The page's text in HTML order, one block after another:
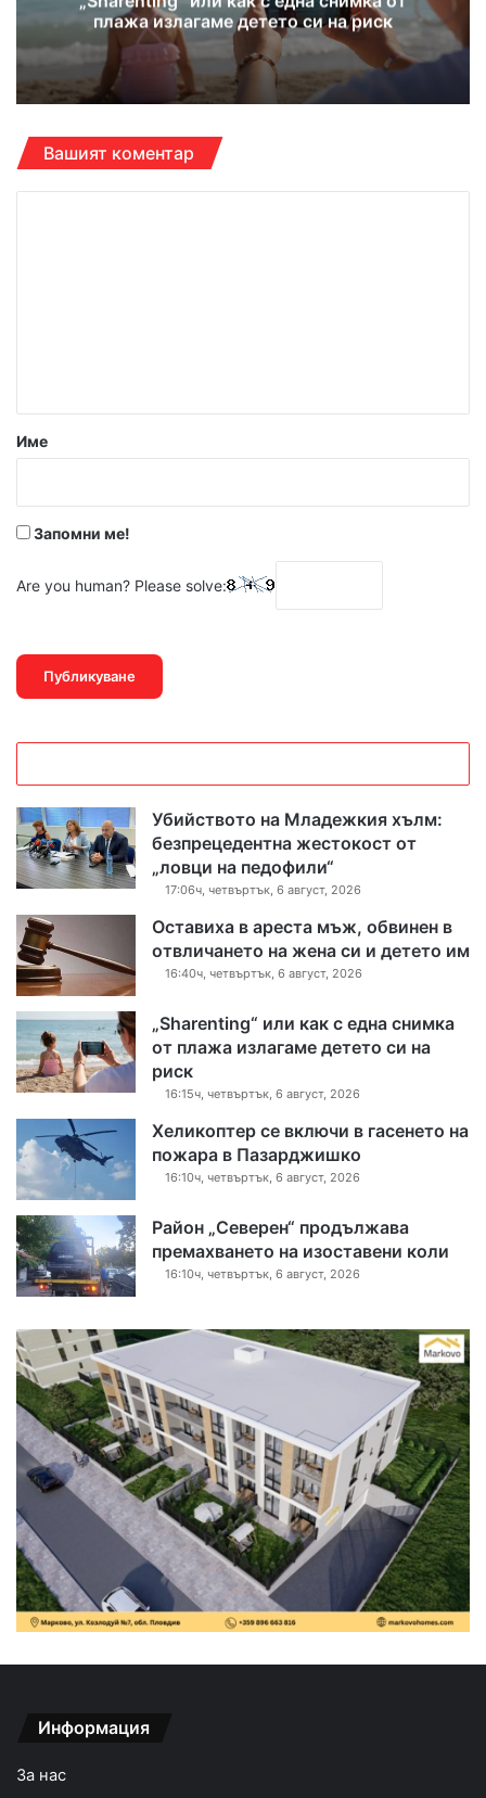
плажа излагаме детето си на риск
Вашият коментар
р
Име
Запомни ме!
Are you human? Please solve:
Убийството на Младежкия хълм:
безпрецедентна жестокост от
„ловци на педофили“
17:06ч, четвъртък, 6 август, 2026
Оставиха в ареста мъж, обвинен в
отвличането на жена си и детето им
16:40ч, четвъртък, 6 август, 2026
„Sharenting“ или как с една снимка
от плажа излагаме детето си на
риск
16:15ч, четвъртък, 6 август, 2026
Хеликоптер се включи в гасенето на
пожара в Пазарджишко
16:10ч, четвъртък, 6 август, 2026
Район „Северен“ продължава
премахването на изоставени коли
16:10ч, четвъртък, 6 август, 2026
Информация
За нас